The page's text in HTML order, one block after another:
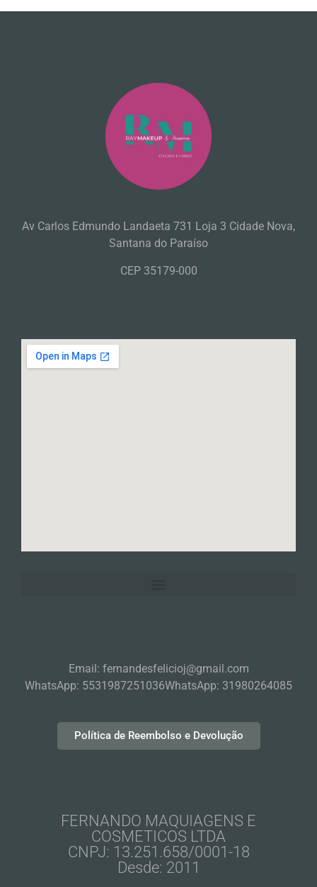
Av Carlos Edmundo Landaeta 731 Loja 3 Cidade Nova,
Santana do Paraíso
CEP 35179-000
Email: fernandesfelicioj@gmail.com
WhatsApp: 5531987251036WhatsApp: 31980264085
Política de Reembolso e Devolução
FERNANDO MAQUIAGENS E
COSMETICOS LTDA
CNPJ: 13.251.658/0001-18
Desde: 2011